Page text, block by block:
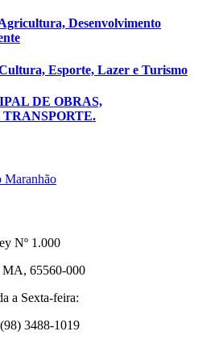
Desenvolvimento
Esporte, Lazer e Turismo
DE OBRAS,
Nº 1.000
MA, 65560-000
a Sexta-feira:
3488-1019